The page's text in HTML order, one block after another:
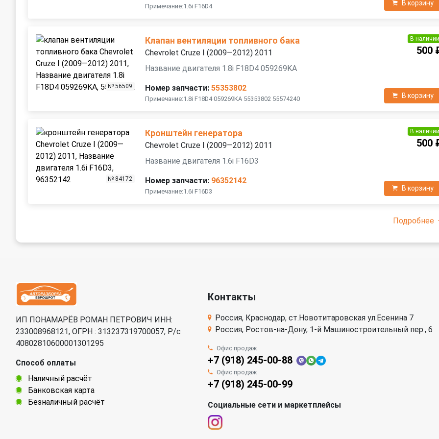
Примечание:1.6i F16D4 В корзину
№ 56509
Клапан вентиляции топливного бака
Chevrolet Cruze I (2009—2012) 2011
Название двигателя 1.8i F18D4 059269KA
Номер запчасти: 55353802
Примечание:1.8i F18D4 059269KA 55353802 55574240
В наличии
500
В корзину
№ 84172
Кронштейн генератора
Chevrolet Cruze I (2009—2012) 2011
Название двигателя 1.6i F16D3
Номер запчасти: 96352142
Примечание:1.6i F16D3
В наличии
500
В корзину
Подробнее
ИП ПОНАМАРЁВ РОМАН ПЕТРОВИЧ ИНН:
233008968121, ОГРН : 313237319700057, Р/c
40802810600001301295
Способ оплаты
Наличный расчёт
Банковская карта
Безналичный расчёт
Контакты
Россия, Краснодар, ст.Новотитаровская ул.Есенина 7
Россия, Ростов-на-Дону, 1-й Машиностроительный пер., 6
Офис продаж
+7 (918) 245-00-88
Офис продаж
+7 (918) 245-00-99
Социальные сети и маркетплейсы